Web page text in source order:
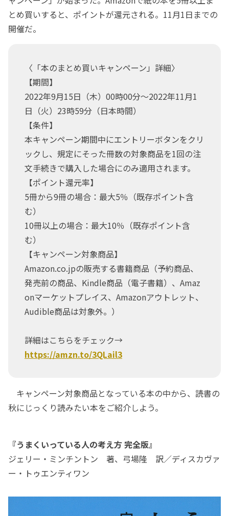
とめ買いすると、ポイントが還元される。11月1日までの
開催だ。
〈「本のまとめ買いキャンペーン」詳細〉
【期間】
2022年9月15日（木）00時00分～2022年11月1
日（火）23時59分（日本時間）
【条件】
本キャンペーン期間中にエントリーボタンをクリ
ックし、規定にそった冊数の対象商品を1回の注
文手続きで購入した場合にのみ適用されます。
【ポイント還元率】
5冊から9冊の場合：最大5％（既存ポイント含
む）
10冊以上の場合：最大10％（既存ポイント含
む）
【キャンペーン対象商品】
Amazon.co.jpの販売する書籍商品（予約商品、
発売前の商品、Kindle商品（電子書籍）、Amaz
onマーケットプレイス、Amazonアウトレット、
Audible商品は対象外。）
詳細はこちらをチェック→
https://amzn.to/3QLail3
キャンペーン対象商品となっている本の中から、読書の
秋にじっくり読みたい本をご紹介しよう。
『うまくいっている人の考え方 完全版』
ジェリー・ミンチントン 著、弓場隆 訳／ディスカヴァ
ー・トゥエンティワン